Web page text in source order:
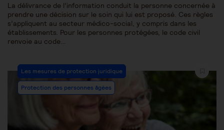
La délivrance de l’information conduit la personne concernée à
prendre une décision sur le soin qui lui est proposé. Ces règles
s’appliquent au secteur médico-social, y compris dans les
établissements. Pour les personnes protégées, le code civil
renvoie au code…
Post
Category:
Les mesures de protection juridique
Protection des personnes âgées